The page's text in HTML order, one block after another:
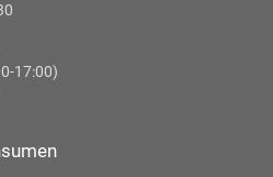
17:00)